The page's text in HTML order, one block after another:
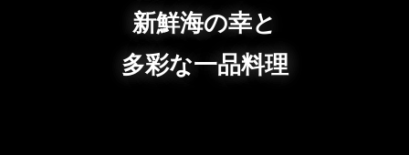
新鮮海の幸と
多彩な一品料理